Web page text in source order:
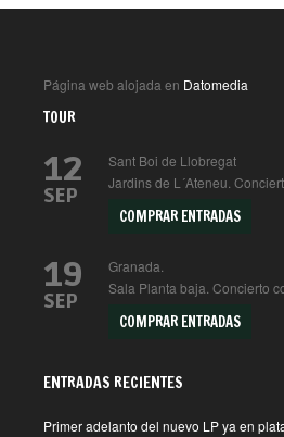
Página web alojada en Datomedia
TOUR
12
SEP
Sant Boi de Llobregat
Jardins de L´Ateneu.
COMPRAR ENTRADAS
19
SEP
Granada.
Sala Planta baja. Concierto
COMPRAR ENTRADAS
ENTRADAS RECIENTES
Primer adelanto del nuevo LP ya en